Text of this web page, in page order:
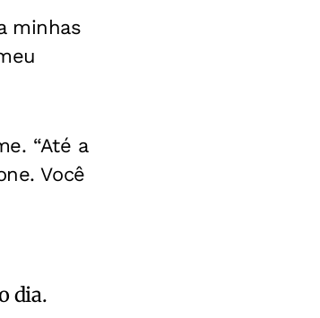
minhas
“Até a
Você
dia.